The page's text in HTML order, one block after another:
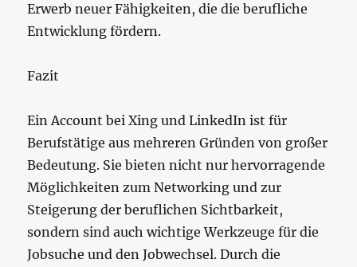
Erwerb neuer Fähigkeiten, die die berufliche
Entwicklung fördern.
Fazit
Ein Account bei Xing und LinkedIn ist für
Berufstätige aus mehreren Gründen von großer
Bedeutung. Sie bieten nicht nur hervorragende
Möglichkeiten zum Networking und zur
Steigerung der beruflichen Sichtbarkeit,
sondern sind auch wichtige Werkzeuge für die
Jobsuche und den Jobwechsel. Durch die